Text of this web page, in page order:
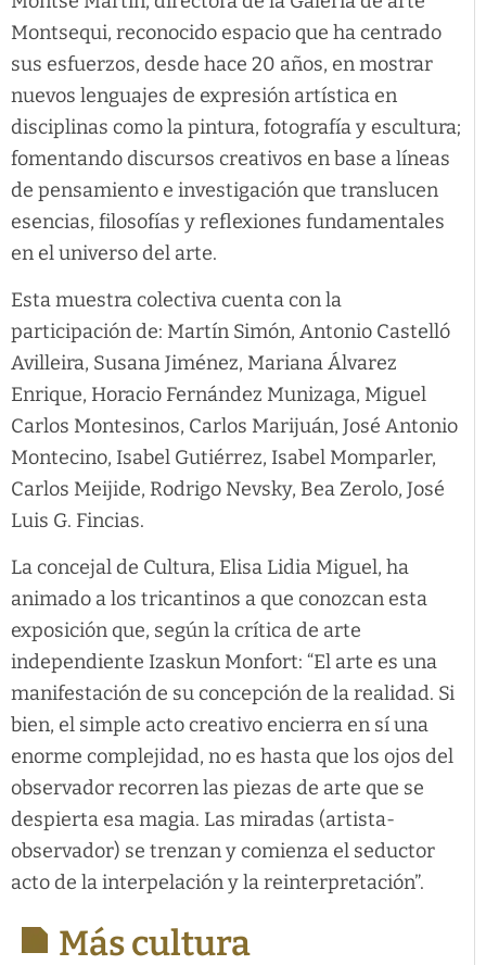
Montsequi, reconocido espacio que ha centrado
sus esfuerzos, desde hace 20 años, en mostrar
nuevos lenguajes de expresión artística en
disciplinas como la pintura, fotografía y escultura;
fomentando discursos creativos en base a líneas
de pensamiento e investigación que translucen
esencias, filosofías y reflexiones fundamentales
en el universo del arte.
Esta muestra colectiva cuenta con la
participación de: Martín Simón, Antonio Castelló
Avilleira, Susana Jiménez, Mariana Álvarez
Enrique, Horacio Fernández Munizaga, Miguel
Carlos Montesinos, Carlos Marijuán, José Antonio
Montecino, Isabel Gutiérrez, Isabel Momparler,
Carlos Meijide, Rodrigo Nevsky, Bea Zerolo, José
Luis G. Fincias.
La concejal de Cultura, Elisa Lidia Miguel, ha
animado a los tricantinos a que conozcan esta
exposición que, según la crítica de arte
independiente Izaskun Monfort: “El arte es una
manifestación de su concepción de la realidad. Si
bien, el simple acto creativo encierra en sí una
enorme complejidad, no es hasta que los ojos del
observador recorren las piezas de arte que se
despierta esa magia. Las miradas (artista-
observador) se trenzan y comienza el seductor
acto de la interpelación y la reinterpretación”.
Más cultura